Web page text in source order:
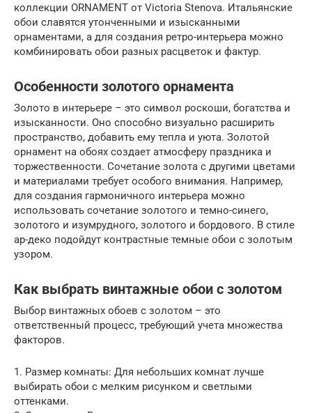
коллекции ORNAMENT от Victoria Stenova. Итальянские
обои славятся утонченными и изысканными
орнаментами, а для создания ретро-интерьера можно
комбинировать обои разных расцветок и фактур.
Особенности золотого орнамента
Золото в интерьере – это символ роскоши, богатства и
изысканности. Оно способно визуально расширить
пространство, добавить ему тепла и уюта. Золотой
орнамент на обоях создает атмосферу праздника и
торжественности. Сочетание золота с другими цветами
и материалами требует особого внимания. Например,
для создания гармоничного интерьера можно
использовать сочетание золотого и темно-синего,
золотого и изумрудного, золотого и бордового. В стиле
ар-деко подойдут контрастные темные обои с золотым
узором.
Как выбрать винтажные обои с золотом
Выбор винтажных обоев с золотом – это
ответственный процесс, требующий учета множества
факторов.
1. Размер комнаты: Для небольших комнат лучше
выбирать обои с мелким рисунком и светлыми
оттенками.